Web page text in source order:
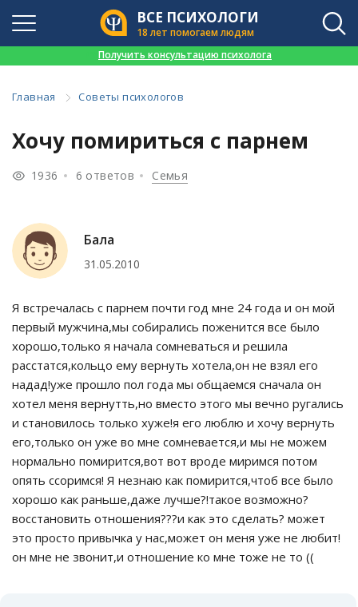
ВСЕ ПСИХОЛОГИ
18 лет помогаем людям
Получить консультацию психолога
Главная Советы психологов
Хочу помириться с парнем
1936 6 ответов Семья
Бала
31.05.2010
Я встречалась с парнем почти год мне 24 года и он мой
первый мужчина,мы собирались поженится все было
хорошо,только я начала сомневаться и решила
расстатся,кольцо ему вернуть хотела,он не взял его
надад!уже прошло пол года мы общаемся сначала он
хотел меня вернутть,но вместо этого мы вечно ругались
и становилось только хуже!я его люблю и хочу вернуть
его,только он уже во мне сомневается,и мы не можем
нормально помирится,вот вот вроде миримся потом
опять ссоримся! Я незнаю как помирится,чтоб все было
хорошо как раньше,даже лучше?!такое возможно?
восстановить отношения???и как это сделать? может
это просто привычка у нас,может он меня уже не любит!
он мне не звонит,и отношение ко мне тоже не то ((